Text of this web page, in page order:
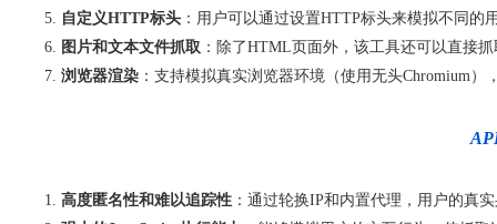
自定义HTTP标头 ：用户可以通过设置HTTP标头来模拟不同的
图片和文本文件抓取 ：除了HTML页面外，该工具还可以直接
浏览器渲染 ：支持模拟真实浏览器环境（使用无头Chromium
高度匿名性和难以追踪性 ：通过轮换IP和内置代理，用户的真